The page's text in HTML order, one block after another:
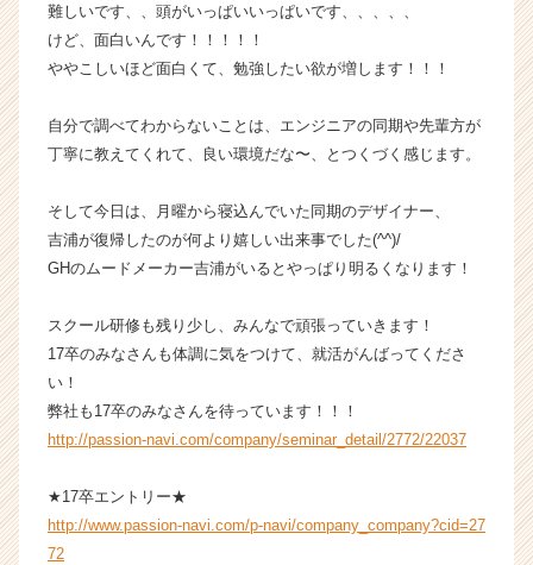
ト
チ
ア
ャ
リ
h
e
e
C
a
e
r）
難しいです、、頭がいっぱいいっぱいです、、、、、
けど、面白いんです！！！！！
ややこしいほど面白くて、勉強したい欲が増します！！！
自分で調べてわからないことは、エンジニアの同期や先輩方が
丁寧に教えてくれて、良い環境だな〜、とつくづく感じます。
そして今日は、月曜から寝込んでいた同期のデザイナー、
吉浦が復帰したのが何より嬉しい出来事でした(^^)/
GHのムードメーカー吉浦がいるとやっぱり明るくなります！
スクール研修も残り少し、みんなで頑張っていきます！
17卒のみなさんも体調に気をつけて、就活がんばってくださ
い！
弊社も17卒のみなさんを待っています！！！
http://passion-navi.com/company/seminar_detail/2772/22037
★17卒エントリー★
http://www.passion-navi.com/p-navi/company_company?cid=27
72